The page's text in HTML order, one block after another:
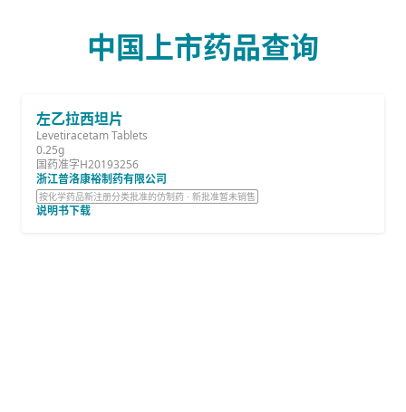
中国上市药品查询
左乙拉西坦片
Levetiracetam Tablets
0.25g
国药准字H20193256
浙江普洛康裕制药有限公司
按化学药品新注册分类批准的仿制药 · 新批准暂未销售
说明书下载